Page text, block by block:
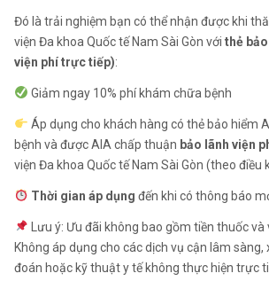
Đó là trải nghiệm bạn có thể nhận được khi
viện Đa khoa Quốc tế Nam Sài Gòn với thẻ
viện phí trực tiếp):
Giảm ngay 10% phí khám chữa bệnh
Áp dụng cho khách hàng có thẻ bảo hiểm
bệnh và được AIA chấp thuận bảo lãnh viện
viện Đa khoa Quốc tế Nam Sài Gòn (theo điều
Thời gian áp dụng đến khi có thông báo
Lưu ý: Ưu đãi không bao gồm tiền thuốc và
Không áp dụng cho các dịch vụ cận lâm sàng,
đoán hoặc kỹ thuật y tế không thực hiện trực